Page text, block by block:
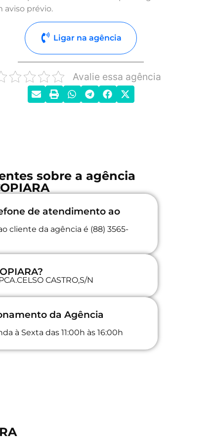
aviso prévio.
Ligar na agência
Avalie essa agência
sobre a agência
de atendimento ao
cliente da agência é (88) 3565-
CASTRO,S/N
da Agência
à Sexta das 11:00h às 16:00h